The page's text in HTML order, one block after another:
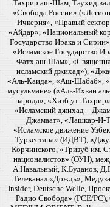
Тахрир аш-Шам, Таухид
«Свобода России»
Ичкерия», «Правый
«Айдар», «Национальный
Государство Ирака и
«Исламское
Фатх аш-Шам»,
исламский джихад»),
«Аль-Каида», «Аш-Шабаб»,
мусульмане» («Аль-Ихван
народа», «Хизб ут-
«Исламский джихад –
Джамаат», «Лашкар-И-
«Исламское движение
Туркестана» (ИДВТ),
Корчинского, «Тризуб им.
националистов» (ОУН),
А.Навальный, К.Буданов,
Телеканал «Дождь»,
Insider, Deutsche Welle,
Радио Свобода» (PCE/